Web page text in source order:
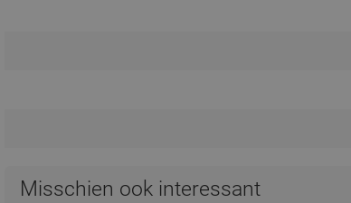
Misschien ook interessant